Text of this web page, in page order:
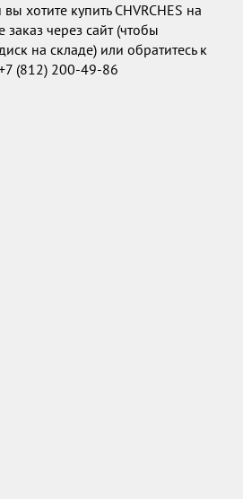
хотите купить CHVRCHES на
через сайт (чтобы
на складе) или обратитесь к
(812) 200-49-86